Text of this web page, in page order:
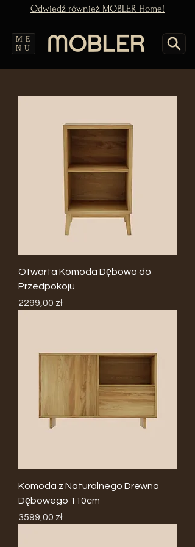
ME
NU
Odwiedź również MOBLER Home!
Otwarta Komoda Dębowa do
Przedpokoju
Cena
2299,00 zł
Komoda z Naturalnego Drewna
Dębowego 110cm
Cena
3599,00 zł